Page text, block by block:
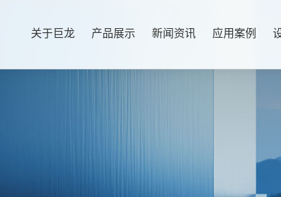
关于巨龙 产品展示 新闻资讯 应用案例